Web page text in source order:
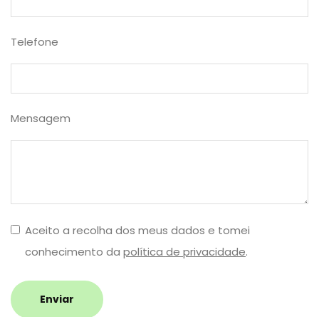
Telefone
Mensagem
Aceito a recolha dos meus dados e tomei
conhecimento da política de privacidade.
Enviar